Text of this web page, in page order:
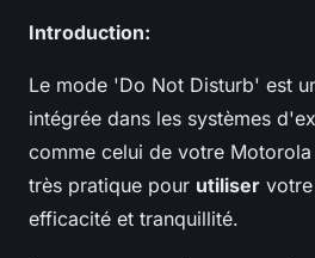
Introduction:
Le mode 'Do Not Disturb' est
intégrée dans les systèmes
comme celui de votre
très pratique pour utiliser votre
efficacité et tranquillité.